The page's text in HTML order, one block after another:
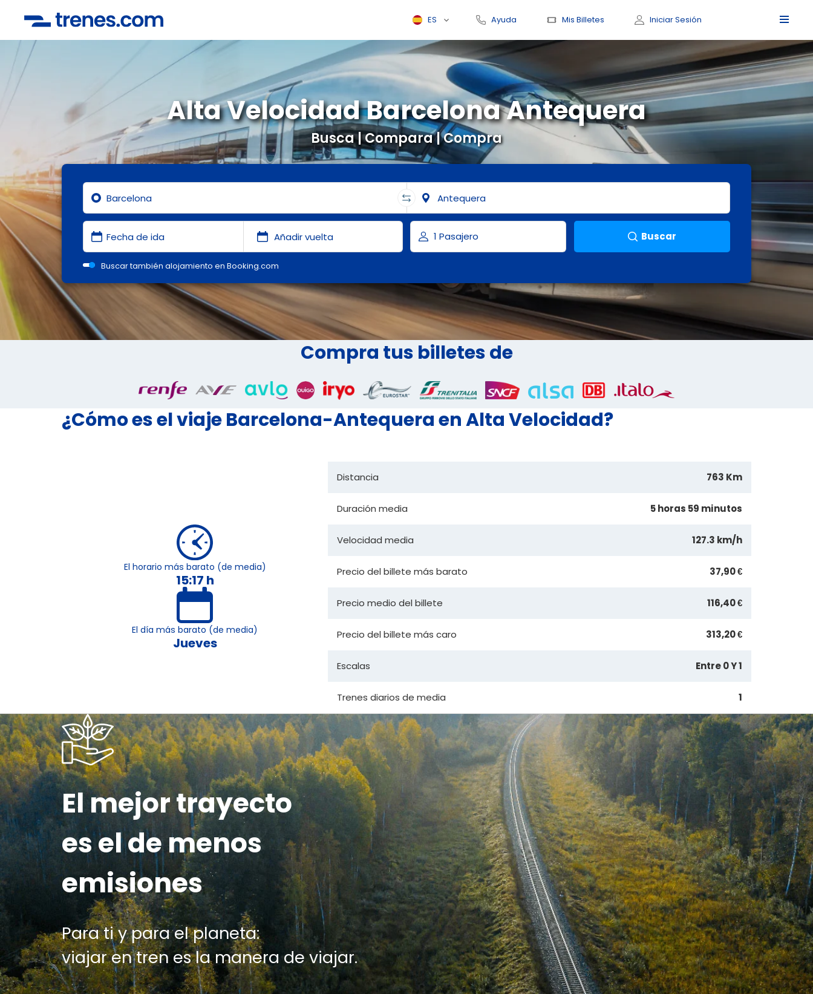
ES Ayuda Mis Billetes Iniciar Sesión
Busca | Compara | Compra
Alta Velocidad Barcelona Antequera
Buscar
Buscar también alojamiento en Booking.com
Compra tus billetes de
¿Cómo es el viaje Barcelona-Antequera en Alta Velocidad?
El horario más barato (de media)
15:17 h
El día más barato (de media)
Jueves
Distancia 763 Km
Duración media 5 horas 59 minutos
Velocidad media 127.3 km/h
Precio del billete más barato 37,90 €
Precio medio del billete 116,40 €
Precio del billete más caro 313,20 €
Escalas Entre 0 Y 1
Trenes diarios de media 1
El mejor trayecto
es el de menos
emisiones
Para ti y para el planeta:
viajar en tren es la manera de viajar.